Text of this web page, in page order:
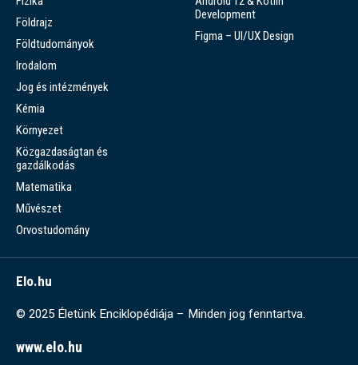
Földrajz
Földtudományok
Irodalom
Jog és intézmények
Kémia
Környezet
Közgazdaságtan és
gazdálkodás
Matematika
Művészet
Orvostudomány
Development
Figma – UI/UX Design
Elo.hu
© 2025 Életünk Enciklopédiája – Minden jog fenntartva.
www.elo.hu